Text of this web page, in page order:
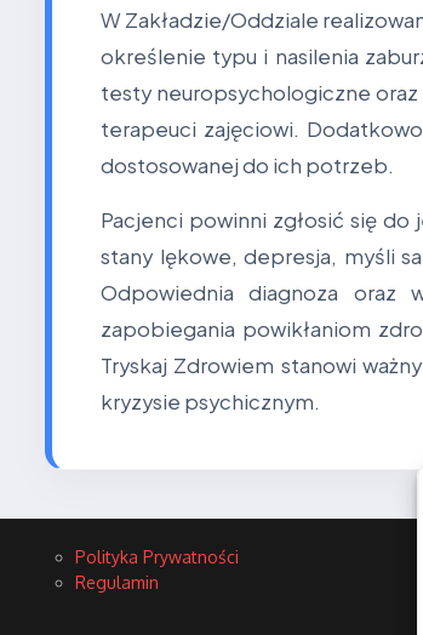
W Zakładzie/Oddziale
określenie typu i nasilenia
testy neuropsychologiczne
terapeuci zajęciowi.
dostosowanej do ich potrzeb.
Pacjenci powinni zgłosić się
stany lękowe, depresja, myśli
Odpowiednia diagnoza oraz
zapobiegania powikłaniom
Tryskaj Zdrowiem stanowi
kryzysie psychicznym.
Polityka Prywatności
Regulamin